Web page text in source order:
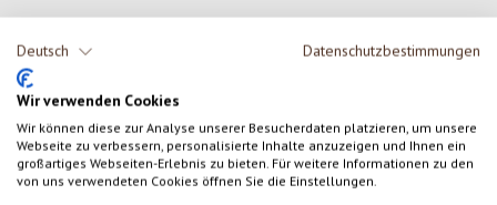
Deutsch Datenschutzbestimmungen
Wir verwenden Cookies
Wir können diese zur Analyse unserer Besucherdaten platzieren, um unsere
Webseite zu verbessern, personalisierte Inhalte anzuzeigen und Ihnen ein
großartiges Webseiten-Erlebnis zu bieten. Für weitere Informationen zu den
von uns verwendeten Cookies öffnen Sie die Einstellungen.
Durchschnittliche Bewertung von 0 von 5 Sternen
Gib eine Bewertung ab!
Teile deine Erfahrungen mit dem Produkt mit anderen Kunden.